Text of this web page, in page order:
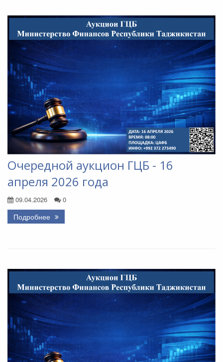
Очередной аукцион ГЦБ - 16
апреля 2026 года
09.04.2026 0
Подробнее